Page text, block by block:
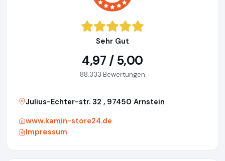
Sehr Gut
4,97 / 5,00
88.333 Bewertungen
Julius-Echter-str. 32 , 97450 Arnstein
www.kamin-store24.de
Impressum